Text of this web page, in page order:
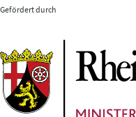
Gefördert durch